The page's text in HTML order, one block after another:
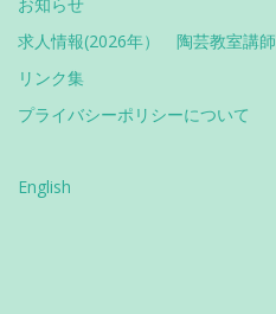
求人情報(2026年） 陶芸教室講師
リンク集
プライバシーポリシーについて
English